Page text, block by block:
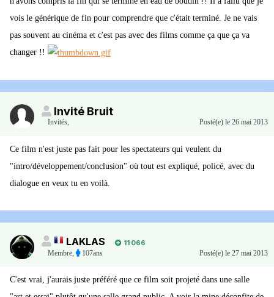
vois le générique de fin pour comprendre que c'était terminé. Je ne vais
pas souvent au cinéma et c'est pas avec des films comme ça que ça va
changer !!
Invité Bruit
Invités, Posté(e) le 26 mai 2013
Ce film n'est juste pas fait pour les spectateurs qui veulent du
"intro/développement/conclusion" où tout est expliqué, policé, avec du
dialogue en veux tu en voilà.
LAKLAS
11 066
Membre, 107ans Posté(e) le 27 mai 2013
C'est vrai, j'aurais juste préféré que ce film soit projeté dans une salle